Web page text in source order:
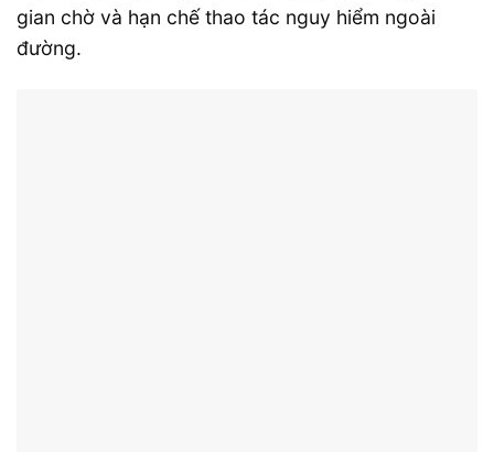
gian chờ và hạn chế thao tác nguy hiểm ngoài
đường.